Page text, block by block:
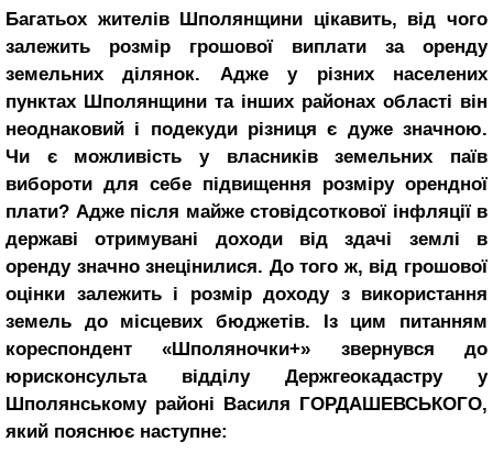
Багатьох жителів Шполянщини цікавить, від чого
залежить розмір грошової виплати за оренду
земельних ділянок. Адже у різних населених
пунктах Шполянщини та інших районах області він
неоднаковий і подекуди різниця є дуже значною.
Чи є можливість у власників земельних паїв
вибороти для себе підвищення розміру орендної
плати? Адже після майже стовідсоткової інфляції в
державі отримувані доходи від здачі землі в
оренду значно знецінилися. До того ж, від грошової
оцінки залежить і розмір доходу з використання
земель до місцевих бюджетів. Із цим питанням
кореспондент «Шполяночки+» звернувся до
юрисконсульта відділу Держгеокадастру у
Шполянському районі Василя ГОРДАШЕВСЬКОГО,
який пояснює наступне: